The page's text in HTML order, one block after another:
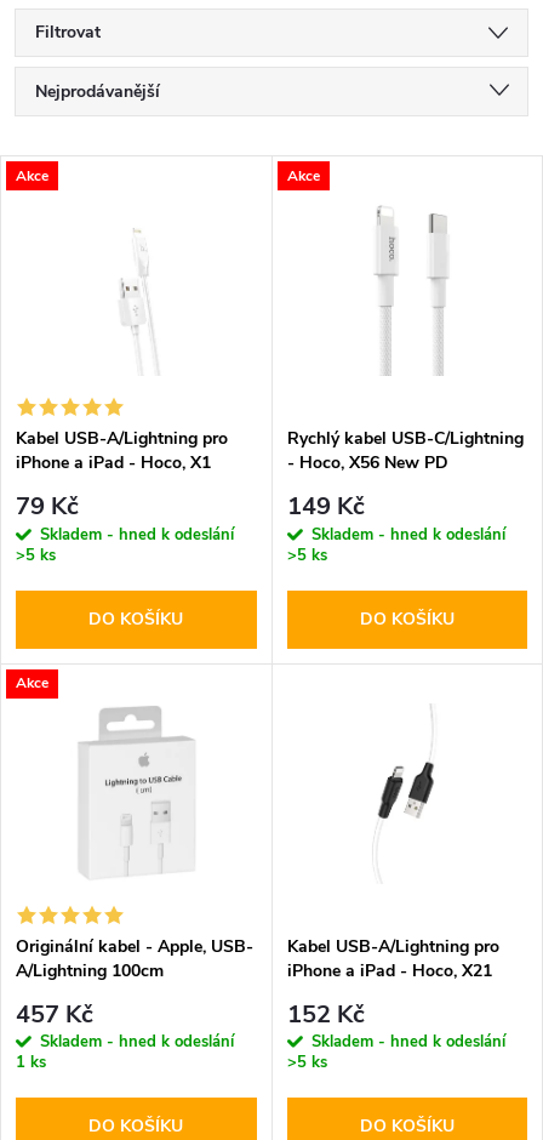
Filtrovat
Ř
a
í
p
r
o
d
u
Nejprodávanější
Nejdražší
V
s
p
r
o
d
ů
Akce
Kabel USB-A/Lightning pro
iPhone a iPad - Hoco, X1
79 Kč
Skladem - hned k odeslání
>5 ks
DO KOŠÍKU
Akce
Rychlý kabel USB-C/Lightning
- Hoco, X56 New PD
149 Kč
Skladem - hned k odeslání
>5 ks
DO KOŠÍKU
Akce
Originální kabel - Apple, USB-
A/Lightning 100cm
457 Kč
Skladem - hned k odeslání
1 ks
DO KOŠÍKU
Kabel USB-A/Lightning pro
iPhone a iPad - Hoco, X21
152 Kč
Skladem - hned k odeslání
>5 ks
DO KOŠÍKU